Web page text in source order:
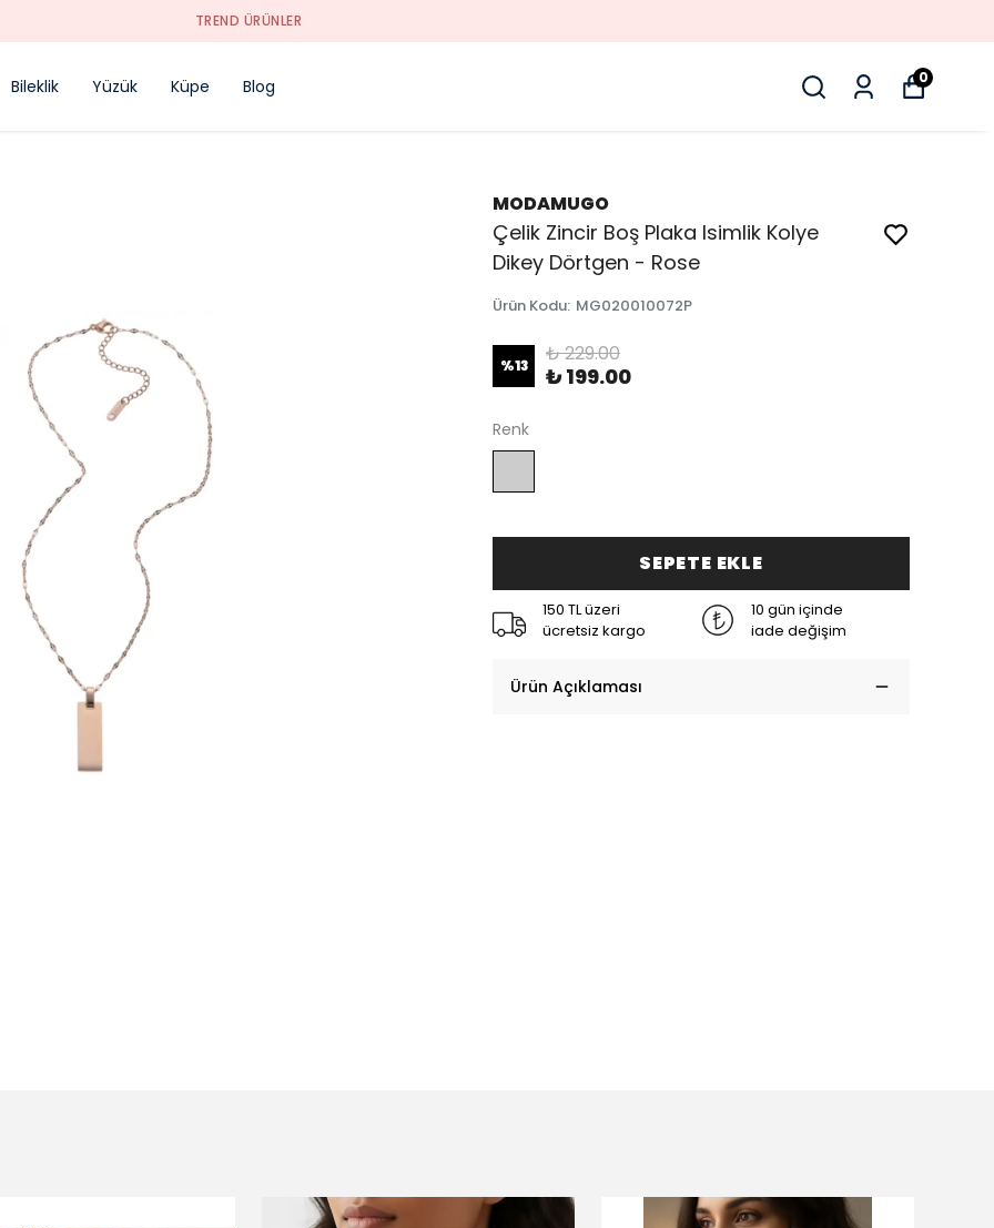
TREND ÜRÜNLER
Bileklik Yüzük Küpe Blog 0
MODAMUGO
Çelik Zincir Boş Plaka Isimlik Kolye
Dikey Dörtgen - Rose
Ürün Kodu: MG020010072P
%13 ₺ 229.00
₺ 199.00
Renk
SEPETE EKLE
150 TL üzeri
ücretsiz kargo
10 gün içinde
iade değişim
Ürün Açıklaması